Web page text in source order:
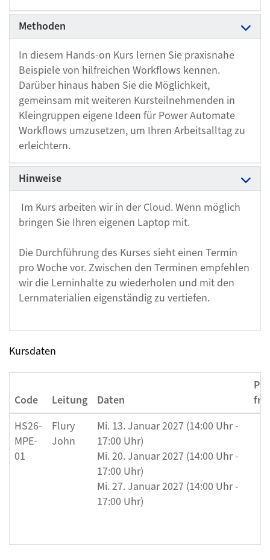
Methoden
In diesem Hands-on Kurs lernen Sie praxisnahe
Beispiele von hilfreichen Workflows kennen.
Darüber hinaus haben Sie die Möglichkeit,
gemeinsam mit weiteren Kursteilnehmenden in
Kleingruppen eigene Ideen für Power Automate
Workflows umzusetzen, um Ihren Arbeitsalltag zu
erleichtern.
Hinweise
Im Kurs arbeiten wir in der Cloud. Wenn möglich
bringen Sie Ihren eigenen Laptop mit.
Die Durchführung des Kurses sieht einen Termin
pro Woche vor. Zwischen den Terminen empfehlen
wir die Lerninhalte zu wiederholen und mit den
Lernmaterialien eigenständig zu vertiefen.
Kursdaten
Code Leitung Daten
frei
HS26-
MPE-
01
Flury
John
Mi. 13. Januar 2027 (14:00 Uhr -
17:00 Uhr)
Mi. 20. Januar 2027 (14:00 Uhr -
17:00 Uhr)
Mi. 27. Januar 2027 (14:00 Uhr -
17:00 Uhr)